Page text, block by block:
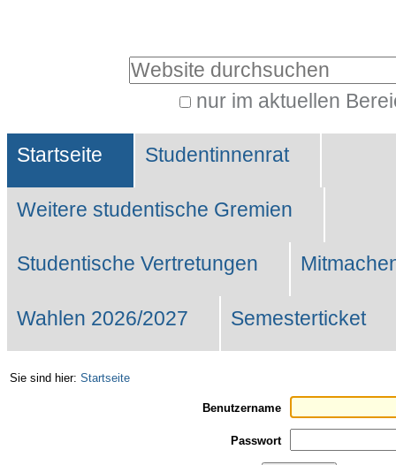
Website durchsuchen
nur im aktuellen
Suche…
Sektionen
Startseite Studentinnenrat
Weitere studentische Gremien
Studentische Vertretungen
Wahlen 2026/2027 Semesterticket
Sie sind hier: Startseite
Benutzername
Passwort